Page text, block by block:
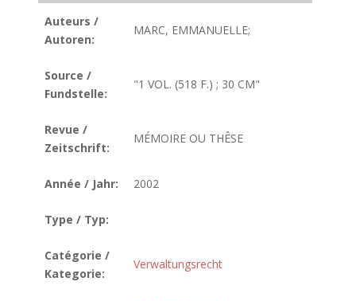
Auteurs /
Autoren:
MARC, EMMANUELLE;
Source /
Fundstelle:
"1 VOL. (518 F.) ; 30 CM"
Revue /
Zeitschrift:
MÉMOIRE OU THÊSE
Année / Jahr: 2002
Type / Typ:
Catégorie /
Kategorie:
Verwaltungsrecht